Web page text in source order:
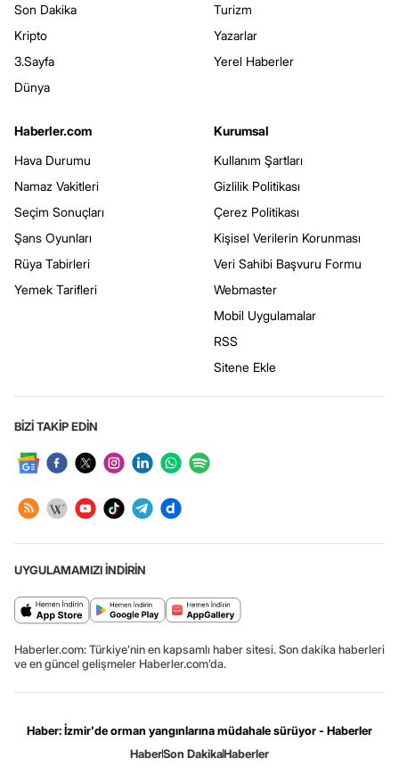
Son Dakika
Kripto
3.Sayfa
Dünya
Turizm
Yazarlar
Yerel Haberler
Haberler.com
Hava Durumu
Namaz Vakitleri
Seçim Sonuçları
Şans Oyunları
Rüya Tabirleri
Yemek Tarifleri
Kurumsal
Kullanım Şartları
Gizlilik Politikası
Çerez Politikası
Kişisel Verilerin Korunması
Veri Sahibi Başvuru Formu
Webmaster
Mobil Uygulamalar
RSS
Sitene Ekle
BİZİ TAKİP EDİN
UYGULAMAMIZI İNDİRİN
Haberler.com: Türkiye’nin en kapsamlı haber sitesi. Son dakika haberleri
ve en güncel gelişmeler Haberler.com’da.
Haber: İzmir'de orman yangınlarına müdahale sürüyor - Haberler
HaberSon DakikaHaberler